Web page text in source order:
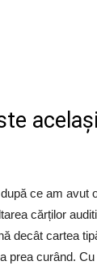
ce am avut
cărților
decât cartea
prea curând.